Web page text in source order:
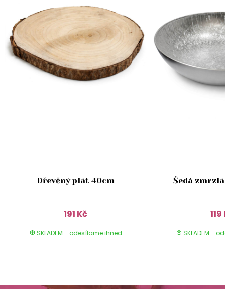
Dřevěný plát 40cm
191 Kč
SKLADEM - odesílame ihned
Šedá
SKLADEM -